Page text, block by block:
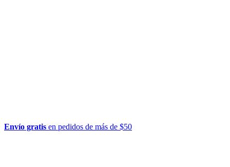
Envío gratis en pedidos de más de $50